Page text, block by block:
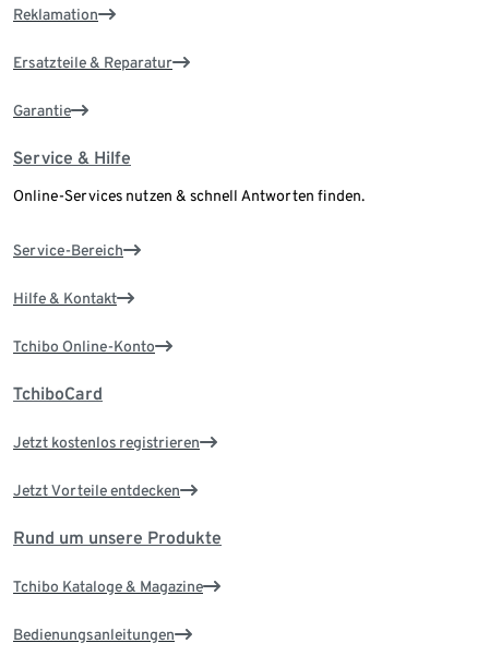
Reklamation
Ersatzteile & Reparatur
Garantie
Service & Hilfe
Online-Services nutzen & schnell Antworten finden.
Service-Bereich
Hilfe & Kontakt
Tchibo Online-Konto
TchiboCard
Jetzt kostenlos registrieren
Jetzt Vorteile entdecken
Rund um unsere Produkte
Tchibo Kataloge & Magazine
Bedienungsanleitungen